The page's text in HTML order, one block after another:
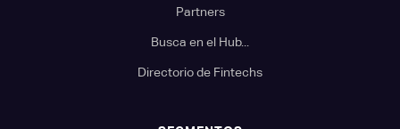
Partners
Busca en el Hub...
Directorio de Fintechs